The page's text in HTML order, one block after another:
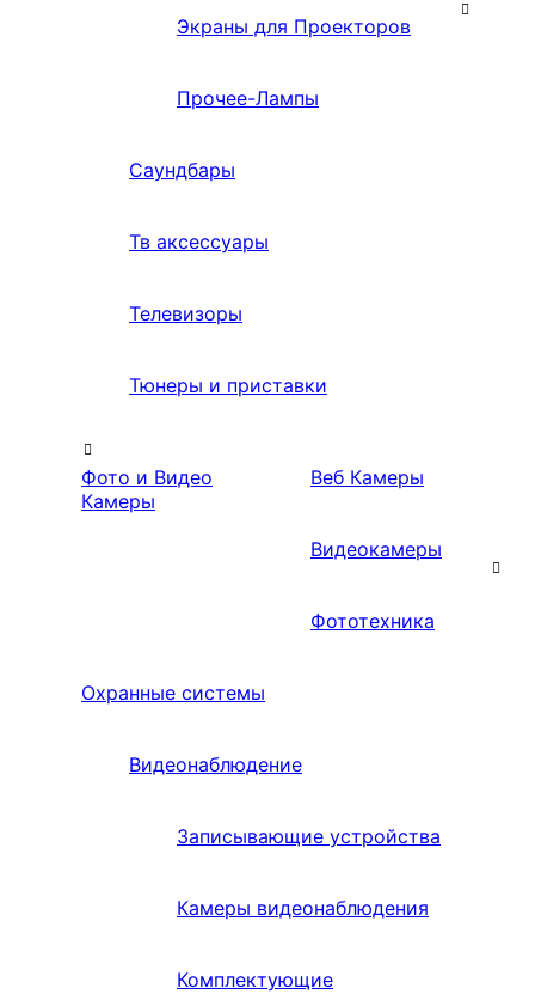
Экраны для Проекторов
Прочее-Лампы
Саундбары
Тв аксессуары
Телевизоры
Тюнеры и приставки
Фото и Видео
Камеры
Веб Камеры
Видеокамеры
Фототехника
Охранные системы
Видеонаблюдение
Записывающие устройства
Камеры видеонаблюдения
Комплектующие